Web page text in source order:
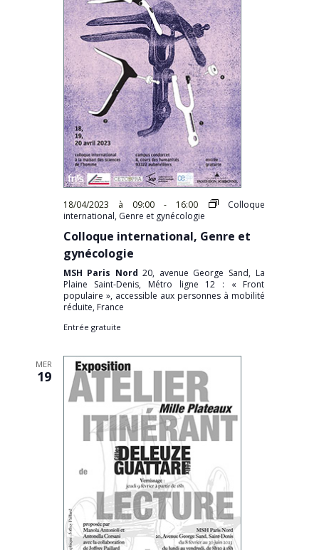
18/04/2023 à 09:00- 16:00
Colloque
international, Genre et gynécologie
Colloque international, Genre et
gynécologie
MSH Paris Nord20, avenue George Sand, La
Plaine Saint-Denis, Métro ligne 12 : « Front
populaire », accessible aux personnes à mobilité
réduite, France
Entrée gratuite
MER
19